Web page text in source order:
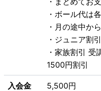
・ボール代は
・月の途中か
・ジュニア割
・家族割引 受
1500円割引
入会金 5,500円